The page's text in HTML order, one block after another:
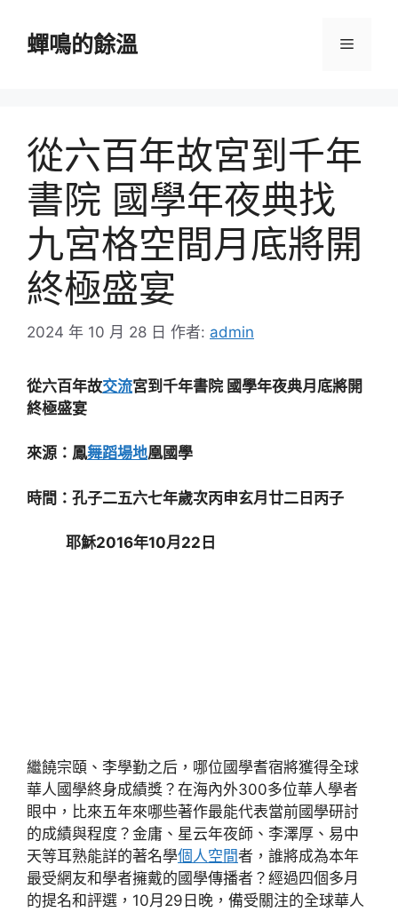
蟬鳴的餘溫 選
從六百年故宮到千年
書院 國學年夜典找
九宮格空間月底將開
終極盛宴
2024 年 10 月 28 日 作者: admin
從六百年故交流宮到千年書院 國學年夜典月底將開
終極盛宴
來源：鳳舞蹈場地凰國學
時間：孔子二五六七年歲次丙申玄月廿二日丙子
耶穌2016年10月22日
繼饒宗頤、李學勤之后，哪位國學耆宿將獲得全球
華人國學終身成績獎？在海內外300多位華人學者
眼中，比來五年來哪些著作最能代表當前國學研討
的成績與程度？金庸、星云年夜師、李澤厚、易中
天等耳熟能詳的著名學個人空間者，誰將成為本年
最受網友和學者擁戴的國學傳播者？經過四個多月
的提名和評選，10月29日晚，備受關注的全球華人